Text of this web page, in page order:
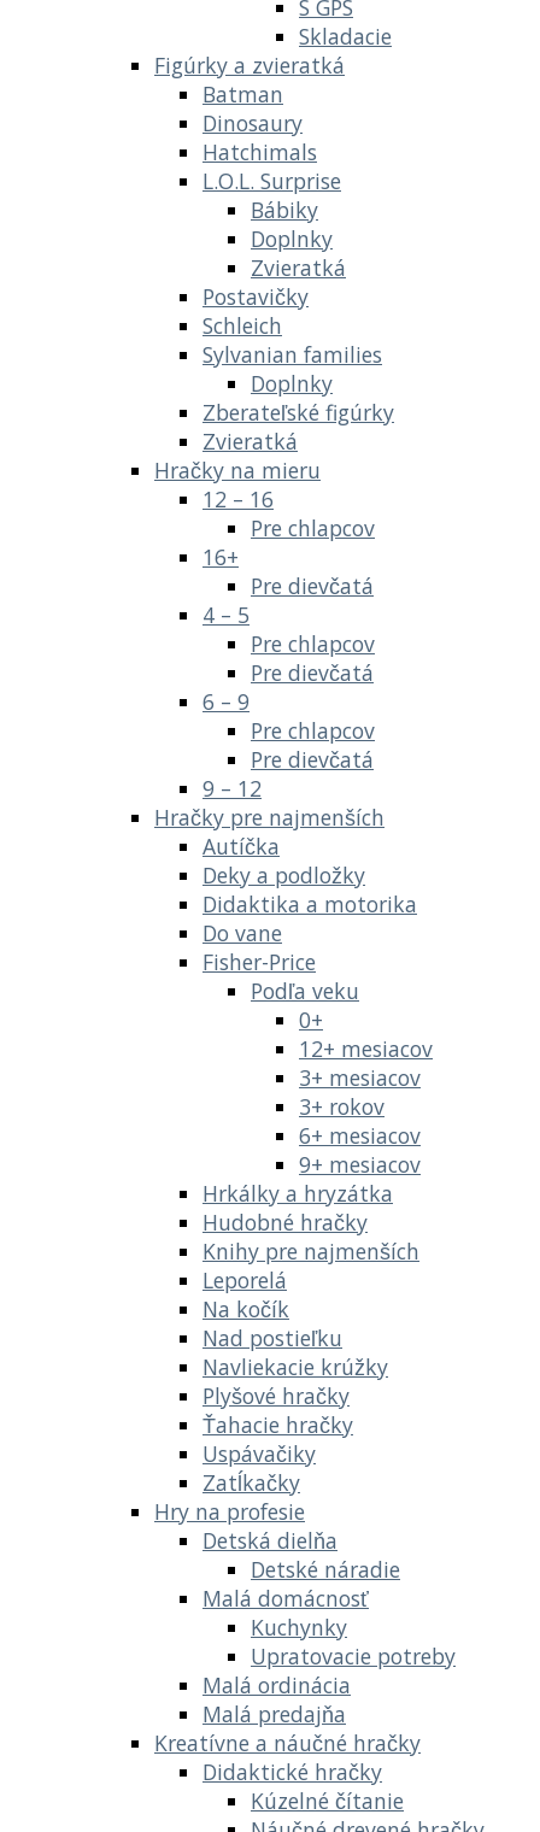
S GPS
Skladacie
Figúrky a zvieratká
Batman
Dinosaury
Hatchimals
L.O.L. Surprise
Bábiky
Doplnky
Zvieratká
Postavičky
Schleich
Sylvanian families
Doplnky
Zberateľské figúrky
Zvieratká
Hračky na mieru
12 – 16
Pre chlapcov
16+
Pre dievčatá
4 – 5
Pre chlapcov
Pre dievčatá
6 – 9
Pre chlapcov
Pre dievčatá
9 – 12
Hračky pre najmenších
Autíčka
Deky a podložky
Didaktika a motorika
Do vane
Fisher-Price
Podľa veku
0+
12+ mesiacov
3+ mesiacov
3+ rokov
6+ mesiacov
9+ mesiacov
Hrkálky a hryzátka
Hudobné hračky
Knihy pre najmenších
Leporelá
Na kočík
Nad postieľku
Navliekacie krúžky
Plyšové hračky
Ťahacie hračky
Uspávačiky
Zatĺkačky
Hry na profesie
Detská dielňa
Detské náradie
Malá domácnosť
Kuchynky
Upratovacie potreby
Malá ordinácia
Malá predajňa
Kreatívne a náučné hračky
Didaktické hračky
Kúzelné čítanie